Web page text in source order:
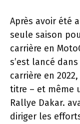
Après avoir été
seule saison
carrière en
s’est lancé
carrière en
titre – et même
Rallye Dakar.
diriger les